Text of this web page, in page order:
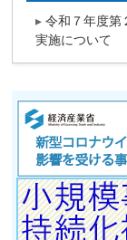
▸令和７年度第
実施について